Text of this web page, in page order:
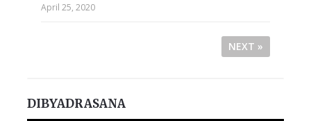
April 25, 2020
NEXT »
DIBYADRASANA